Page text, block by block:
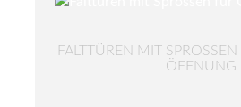
FALTTÜREN MIT
ÖFFNUNG